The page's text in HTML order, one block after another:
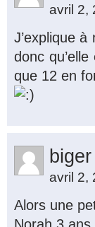
avril 2,
J’explique
donc
que 12 en
biger
avril 2,
Alors une
Norah 3